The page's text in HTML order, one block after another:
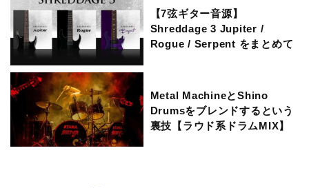
【7弦ギター音源】
Shreddage 3 Jupiter /
Rogue / Serpent をまとめて
Metal MachineとShino
Drumsをブレンドするという
裏技【ラウド系ドラムMIX】